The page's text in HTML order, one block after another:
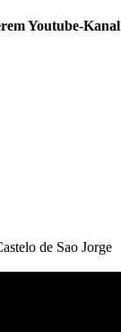
Youtube-Kanal
de Sao Jorge